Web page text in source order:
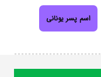
اسم پسر یونانی